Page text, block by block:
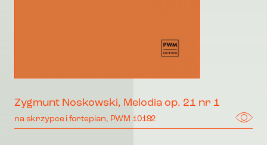
Zygmunt Noskowski, Melodia op. 21 nr 1
na skrzypce i fortepian, PWM 10192